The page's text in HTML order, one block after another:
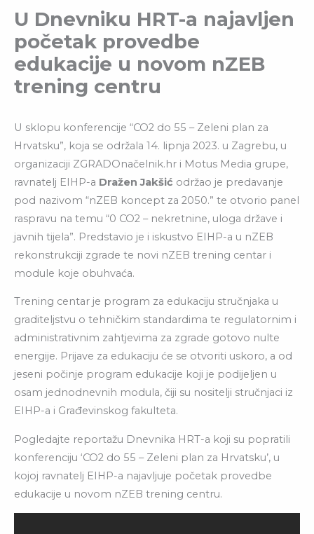
U Dnevniku HRT-a najavljen
početak provedbe
edukacije u novom nZEB
trening centru
U sklopu konferencije “CO2 do 55 – Zeleni plan za
Hrvatsku”, koja se održala 14. lipnja 2023. u Zagrebu, u
organizaciji ZGRADOnačelnik.hr i Motus Media grupe,
ravnatelj EIHP-a Dražen Jakšić održao je predavanje
pod nazivom “nZEB koncept za 2050.” te otvorio panel
raspravu na temu “0 CO2 – nekretnine, uloga države i
javnih tijela”. Predstavio je i iskustvo EIHP-a u nZEB
rekonstrukciji zgrade te novi nZEB trening centar i
module koje obuhvaća.
Trening centar je program za edukaciju stručnjaka u
graditeljstvu o tehničkim standardima te regulatornim i
administrativnim zahtjevima za zgrade gotovo nulte
energije. Prijave za edukaciju će se otvoriti uskoro, a od
jeseni počinje program edukacije koji je podijeljen u
osam jednodnevnih modula, čiji su nositelji stručnjaci iz
EIHP-a i Građevinskog fakulteta.
Pogledajte reportažu Dnevnika HRT-a koji su popratili
konferenciju ‘CO2 do 55 – Zeleni plan za Hrvatsku’, u
kojoj ravnatelj EIHP-a najavljuje početak provedbe
edukacije u novom nZEB trening centru.